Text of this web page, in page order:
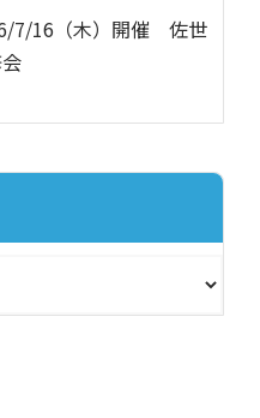
7/16（木）開催 佐世